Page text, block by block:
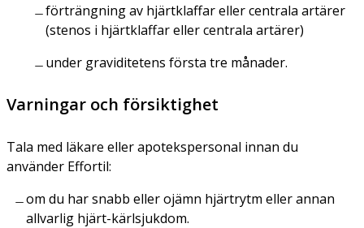
förträngning av hjärtklaffar eller centrala artärer
(stenos i hjärtklaffar eller centrala artärer)
under graviditetens första tre månader.
Varningar och försiktighet
Tala med läkare eller apotekspersonal innan du
använder Effortil:
om du har snabb eller ojämn hjärtrytm eller annan
allvarlig hjärt-kärlsjukdom.